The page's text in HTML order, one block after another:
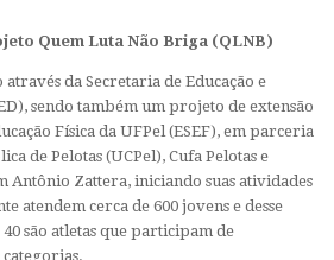
Quem Luta Não Briga (QLNB)
da Secretaria de Educação e
sendo também um projeto de extensão
Física da UFPel (ESEF), em parceria
de Pelotas (UCPel), Cufa Pelotas e
Antônio Zattera, iniciando suas atividades
atendem cerca de 600 jovens e desse
são atletas que participam de